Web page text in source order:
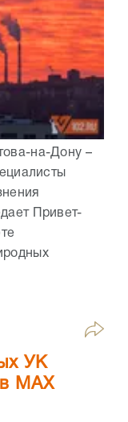
на-Дону –
Привет-
УК
в МАХ